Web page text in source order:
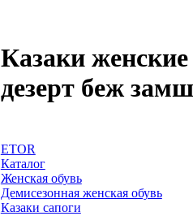
Казаки
дезерт беж
ETOR
Каталог
Женская обувь
Демисезонная женская обувь
Казаки сапоги